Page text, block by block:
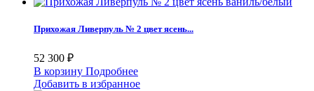
Прихожая Ливерпуль № 2 цвет ясень...
52 300 ₽
В корзину Подробнее
Добавить в избранное